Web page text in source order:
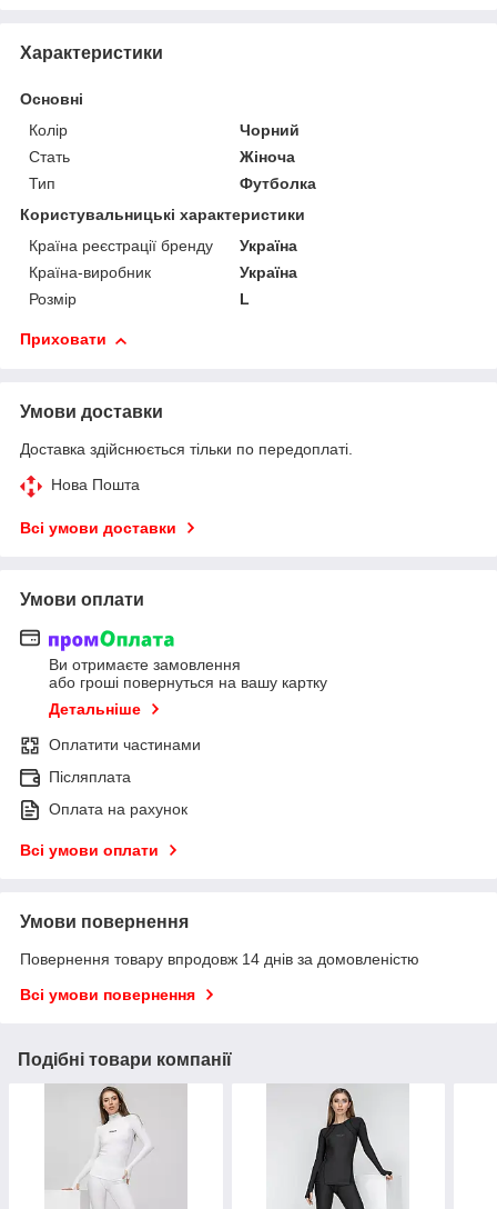
Характеристики
Основні
Колір
Чорний
Стать
Жіноча
Тип
Футболка
Користувальницькі характеристики
Країна реєстрації бренду
Україна
Країна-виробник
Україна
Розмір
L
Приховати
Умови доставки
Доставка здійснюється тільки по передоплаті.
Нова Пошта
Всі умови доставки
Умови оплати
Ви отримаєте замовлення
або гроші повернуться на вашу картку
Детальніше
Оплатити частинами
Післяплата
Оплата на рахунок
Всі умови оплати
Умови повернення
Повернення товару впродовж 14 днів за домовленістю
Всі умови повернення
Подібні товари компанії